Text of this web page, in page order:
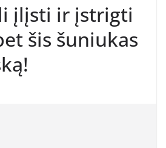
įlįsti ir įstrigti
šis šuniukas